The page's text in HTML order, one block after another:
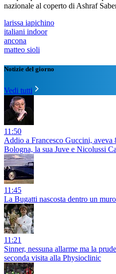
nazionale al coperto di Ashraf
larissa iapichino
italiani indoor
ancona
matteo sioli
Notizie del giorno
Vedi tutti
11:50
Addio a Francesco Guccini,
Bologna, la sua Juve e Nicolussi
11:45
La Bugatti nascosta dentro un
11:21
Sinner, nessuna allarme ma la
seconda visita alla Physioclinic